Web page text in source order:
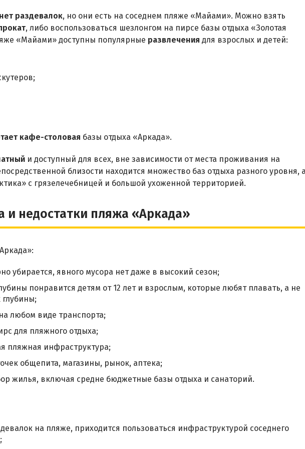
нет раздевалок, но они есть на соседнем пляже «Майами». Можно взять
, либо воспользоваться шезлонгом на пирсе базы отдыха «Золотая
«Майами» доступны популярные развлечения для взрослых и детей:
кафе-столовая базы отдыха «Аркада».
и доступный для всех, вне зависимости от места проживания на
близости находится множество баз отдыха разного уровня,
с грязелечебницей и большой ухоженной территорией.
и недостатки пляжа «Аркада»
убирается, явного мусора нет даже в высокий сезон;
понравится детям от 12 лет и взрослым, которые любят плавать, а не
глубины;
любом виде транспорта;
для пляжного отдыха;
пляжная инфраструктура;
общепита, магазины, рынок, аптека;
жилья, включая средне бюджетные базы отдыха и санаторий.
на пляже, приходится пользоваться инфраструктурой соседнего